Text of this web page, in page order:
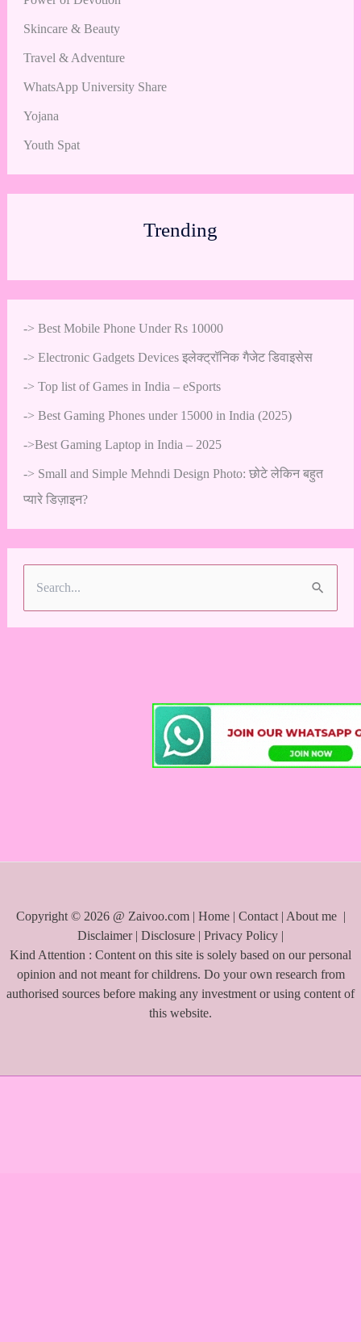
Skincare & Beauty
Travel & Adventure
WhatsApp University Share
Yojana
Youth Spat
Trending
-> Best Mobile Phone Under Rs 10000
-> Electronic Gadgets Devices इलेक्ट्रॉनिक गैजेट डिवाइसेस
-> Top list of Games in India – eSports
-> Best Gaming Phones under 15000 in India (2025)
->Best Gaming Laptop in India – 2025
-> Small and Simple Mehndi Design Photo: छोटे लेकिन बहुत
प्यारे डिज़ाइन?
Copyright © 2026 @ Zaivoo.com | Home| Contact| About me |
Disclaimer| Disclosure | Privacy Policy |
Kind Attention : Content on this site is solely based on our personal
opinion and not meant for childrens. Do your own research from
authorised sources before making any investment or using content of
this website.